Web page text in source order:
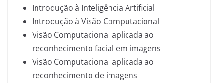
Introdução à Inteligência Artificial
Introdução à Visão Computacional
Visão Computacional aplicada ao
reconhecimento facial em imagens
Visão Computacional aplicada ao
reconhecimento de imagens